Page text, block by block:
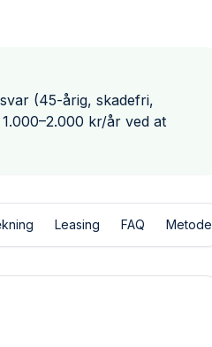
(45-årig, skadefri,
kr/år ved at
Leasing FAQ Metode